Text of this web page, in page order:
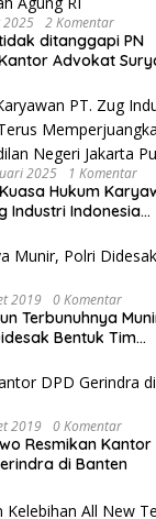
2025 2 Komentar
ditanggapi PN
Advokat
ke Mahkamah
RI
2025 1 Komentar
Hukum
Industri Indonesia
Hak
di Pengadilan
Pusat
2019 0 Komentar
Terbunuhnya
Bentuk Tim
2019 0 Komentar
Resmikan Kantor
di Banten